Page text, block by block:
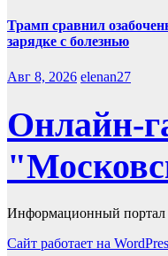
Трамп сравнил
зарядке с болезнью
Авг 8, 2026 elenan27
Онлайн-
Информационный портал
Сайт работает на